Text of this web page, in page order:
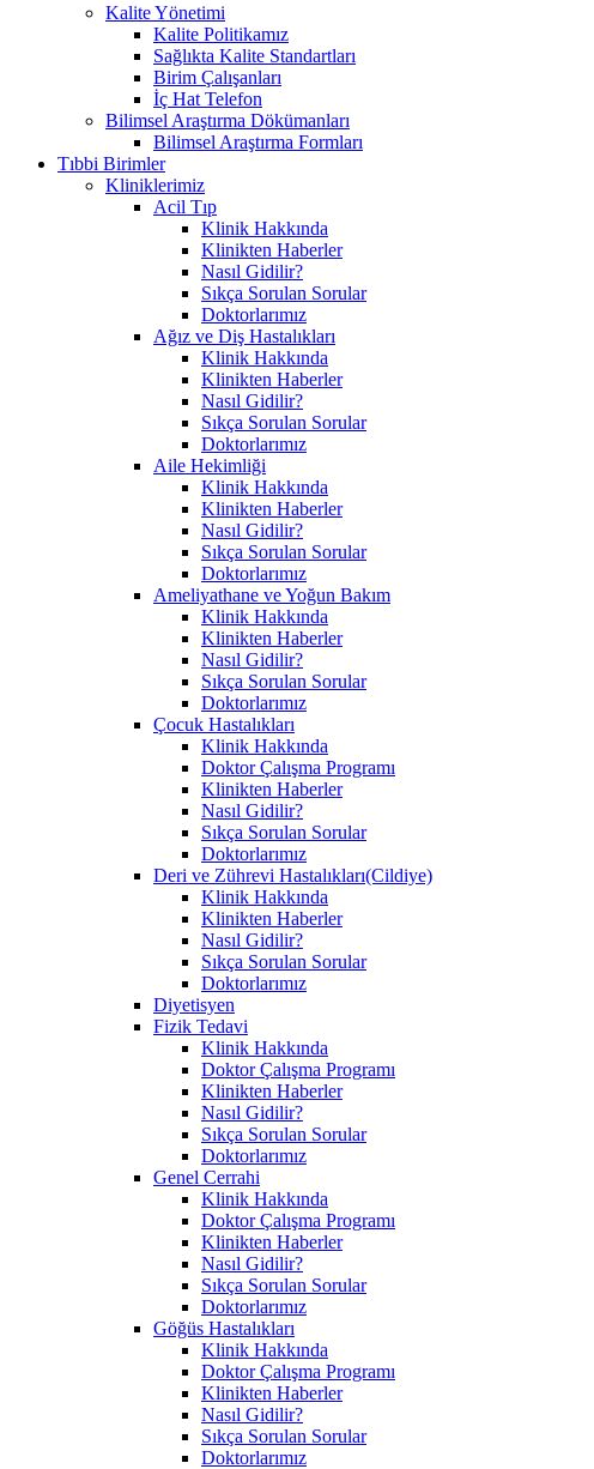
Kalite Yönetimi
Kalite Politikamız
Sağlıkta Kalite Standartları
Birim Çalışanları
İç Hat Telefon
Bilimsel Araştırma Dökümanları
Bilimsel Araştırma Formları
Tıbbi Birimler
Kliniklerimiz
Acil Tıp
Klinik Hakkında
Klinikten Haberler
Nasıl Gidilir?
Sıkça Sorulan Sorular
Doktorlarımız
Ağız ve Diş Hastalıkları
Klinik Hakkında
Klinikten Haberler
Nasıl Gidilir?
Sıkça Sorulan Sorular
Doktorlarımız
Aile Hekimliği
Klinik Hakkında
Klinikten Haberler
Nasıl Gidilir?
Sıkça Sorulan Sorular
Doktorlarımız
Ameliyathane ve Yoğun Bakım
Klinik Hakkında
Klinikten Haberler
Nasıl Gidilir?
Sıkça Sorulan Sorular
Doktorlarımız
Çocuk Hastalıkları
Klinik Hakkında
Doktor Çalışma Programı
Klinikten Haberler
Nasıl Gidilir?
Sıkça Sorulan Sorular
Doktorlarımız
Deri ve Zührevi Hastalıkları(Cildiye)
Klinik Hakkında
Klinikten Haberler
Nasıl Gidilir?
Sıkça Sorulan Sorular
Doktorlarımız
Diyetisyen
Fizik Tedavi
Klinik Hakkında
Doktor Çalışma Programı
Klinikten Haberler
Nasıl Gidilir?
Sıkça Sorulan Sorular
Doktorlarımız
Genel Cerrahi
Klinik Hakkında
Doktor Çalışma Programı
Klinikten Haberler
Nasıl Gidilir?
Sıkça Sorulan Sorular
Doktorlarımız
Göğüs Hastalıkları
Klinik Hakkında
Doktor Çalışma Programı
Klinikten Haberler
Nasıl Gidilir?
Sıkça Sorulan Sorular
Doktorlarımız